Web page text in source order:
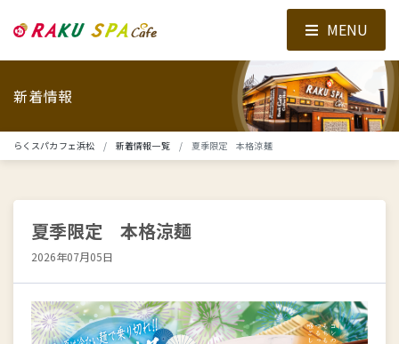
新着情報
らくスパカフェ浜松 新着情報一覧 夏季限定 本格涼麺
夏季限定 本格涼麺
2026年07月05日
MENU